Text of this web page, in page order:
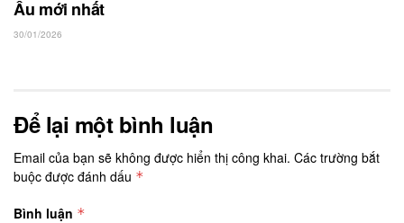
Âu mới nhất
30/01/2026
Để lại một bình luận
Email của bạn sẽ không được hiển thị công khai. Các trường bắt
buộc được đánh dấu *
Bình luận *